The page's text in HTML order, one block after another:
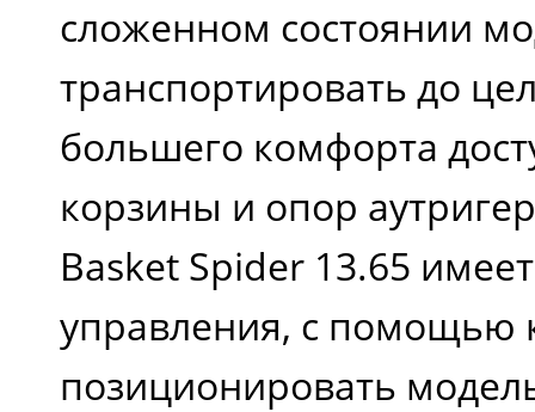
сложенном состоянии
транспортировать до
большего комфорта
корзины и опор
Basket Spider 13.65
управления, с помощью
позиционировать